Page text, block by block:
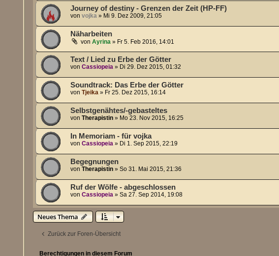
Journey of destiny - Grenzen der Zeit (HP-FF)
vonvojka » Mi 9. Dez 2009, 21:05
Näharbeiten
vonAyrina » Fr 5. Feb 2016, 14:01
Text / Lied zu Erbe der Götter
vonCassiopeia » Di 29. Dez 2015, 01:32
Soundtrack: Das Erbe der Götter
vonTjeika » Fr 25. Dez 2015, 16:14
Selbstgenähtes/-gebasteltes
vonTherapistin » Mo 23. Nov 2015, 16:25
In Memoriam - für vojka
vonCassiopeia » Di 1. Sep 2015, 22:19
Begegnungen
vonTherapistin »So 31. Mai 2015, 21:36
Ruf der Wölfe - abgeschlossen
vonCassiopeia »Sa 27. Sep 2014, 19:08
Neues Thema
Zurück zur Foren-Übersicht
Berechtigungen in diesem Forum